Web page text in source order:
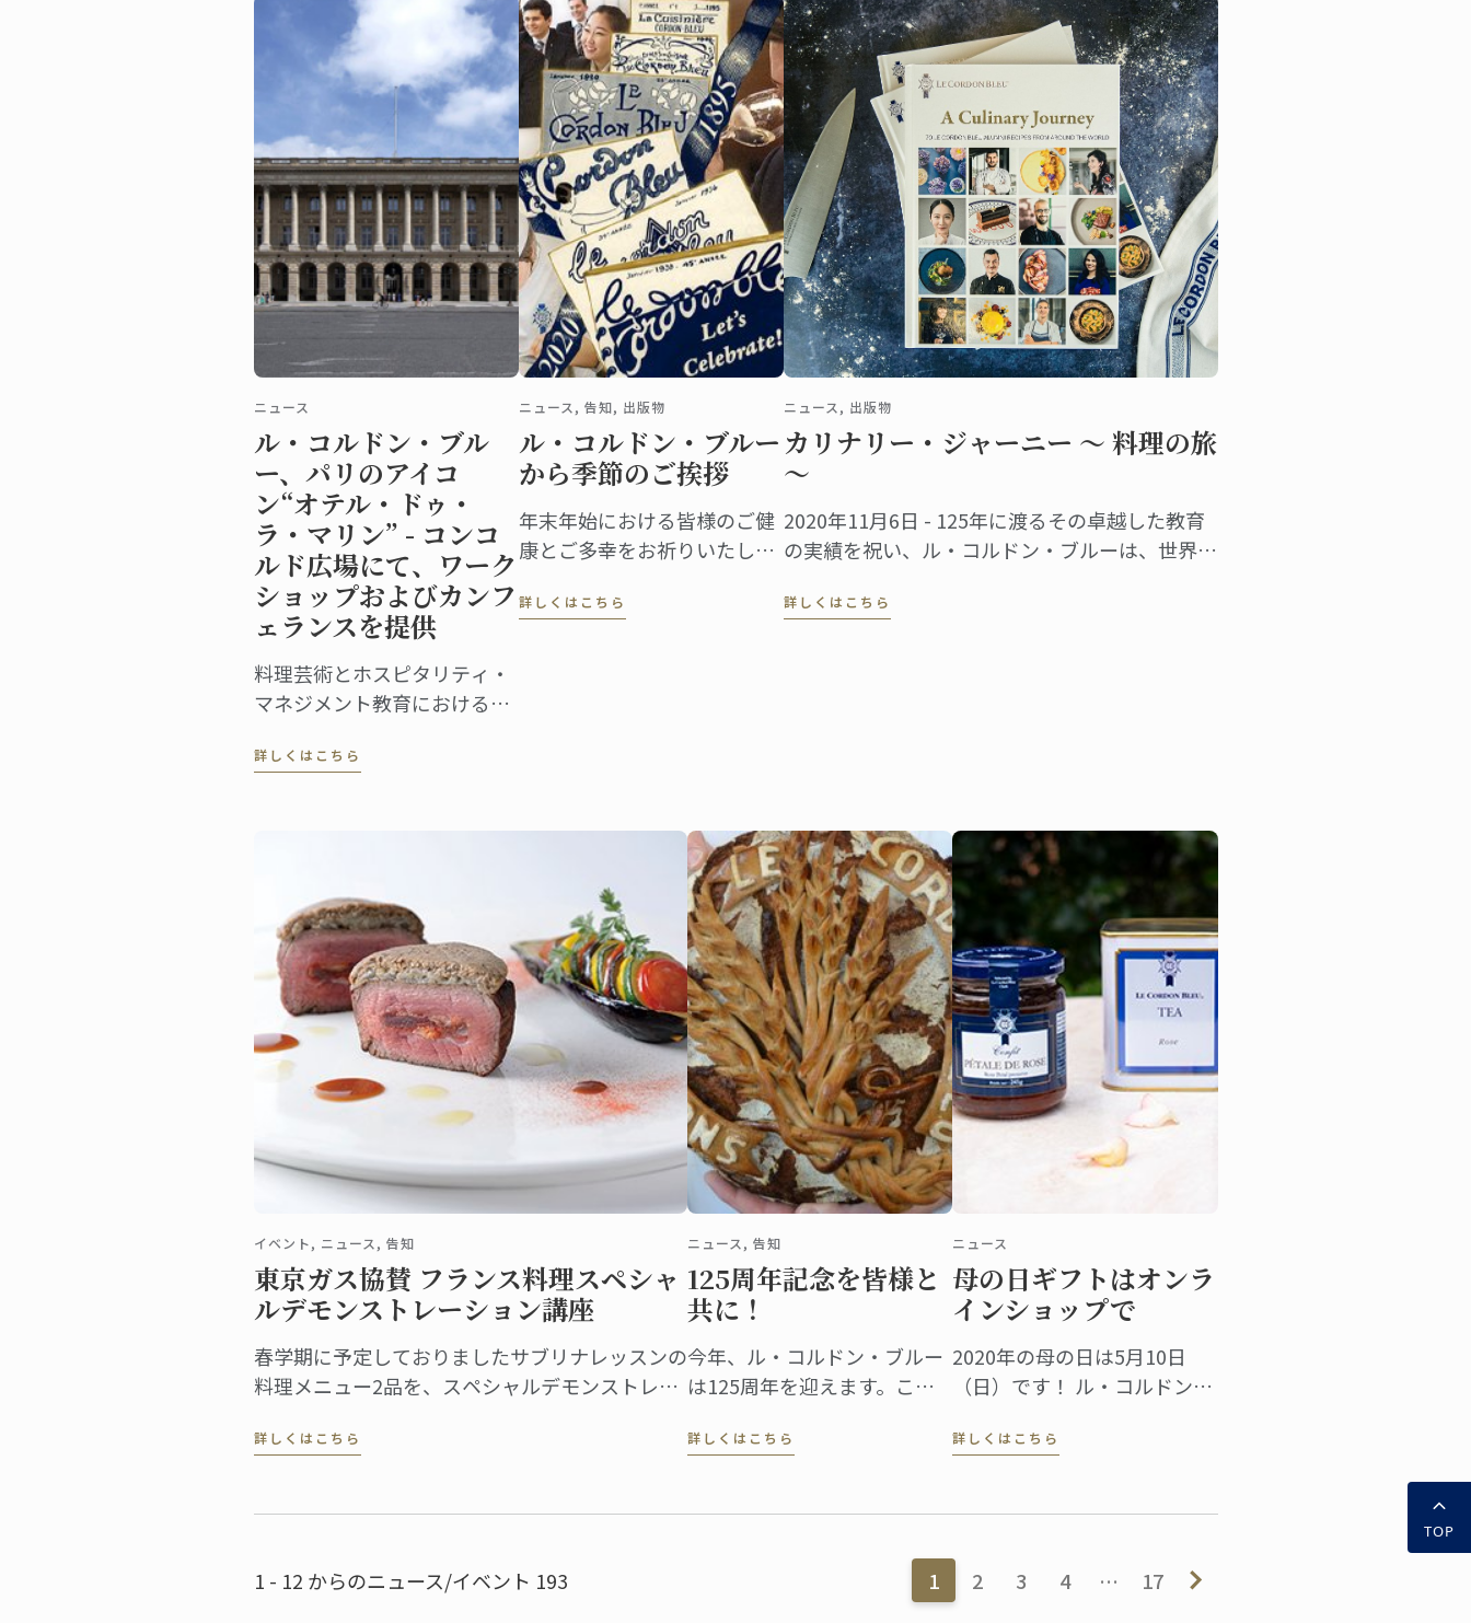
ニュース
ル・コルドン・ブル
ー、パリのアイコ
ン“オテル・ドゥ・
ラ・マリン” - コンコ
ルド広場にて、ワーク
ショップおよびカンフ
ェランスを提供
料理芸術とホスピタリティ・
マネジメント教育における世
するル・コルドン・ブルー
ドゥ・ラ・マリン (Hôtel de
la Marine) ...
詳しくはこちら
ニュース, 告知, 出版物
ル・コルドン・ブルー
から季節のご挨拶
年末年始における皆様のご健
康とご多幸をお祈りいたしま
長 アンドレ・コアントロ &
詳しくはこちら
ニュース, 出版物
カリナリー・ジャーニー ～ 料理の旅
～
2020年11月6日 - 125年に渡るその卓越した教育
の実績を祝い、ル・コルドン・ブルーは、世界中
本にまとめました。
詳しくはこちら
イベント, ニュース, 告知
東京ガス協賛 フランス料理スペシャ
ルデモンストレーション講座
春学期に予定しておりましたサブリナレッスンの
料理メニュー2品を、スペシャルデモンストレー
は、完成した料理のご試食と、ジルシェフ特製プ
詳しくはこちら
ニュース, 告知
125周年記念を皆様と
共に！
今年、ル・コルドン・ブルー
は125周年を迎えます。これ
各方面のエキスパート・専門
ンターナショナル・ネットワ
ーク・ビデオにおさめまし
詳しくはこちら
ニュース
母の日ギフトはオンラ
インショップで
2020年の母の日は5月10日
（日）です！ ル・コルドン・
は、母の日のギフトに、紅茶
詳しくはこちら
1 - 12 からのニュース/イベント 193 1 2 3 4 … 17
TOP